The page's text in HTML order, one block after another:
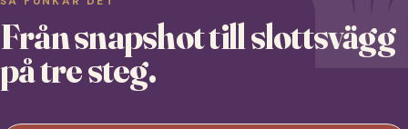
Från snapshot till slottsvägg
på tre steg.